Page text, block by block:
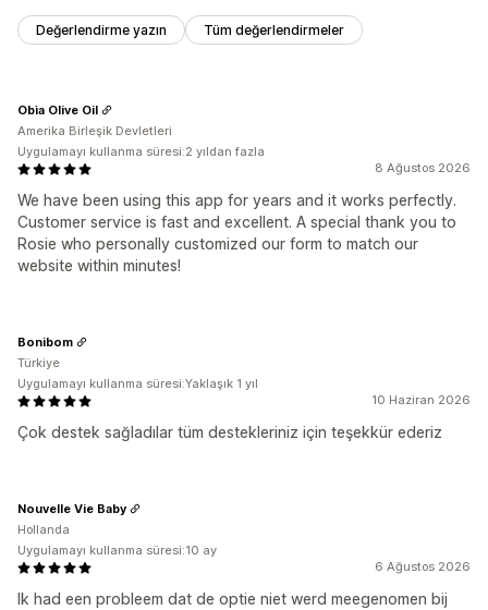
Değerlendirme yazın Tüm değerlendirmeler
8 Ağustos 2026
We have been using this app for years and it works perfectly.
Customer service is fast and excellent. A special thank you to
Rosie who personally customized our form to match our
website within minutes!
Obìa Olive Oil
Amerika Birleşik Devletleri
Uygulamayı kullanma süresi:2 yıldan fazla
10 Haziran 2026
Çok destek sağladılar tüm destekleriniz için teşekkür ederiz
Bonibom
Türkiye
Uygulamayı kullanma süresi:Yaklaşık 1 yıl
6 Ağustos 2026
Ik had een probleem dat de optie niet werd meegenomen bij
Nouvelle Vie Baby
Hollanda
Uygulamayı kullanma süresi:10 ay